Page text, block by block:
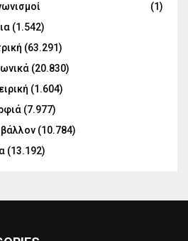
(1)
(1.542)
(63.291)
(20.830)
(1.604)
(7.977)
(10.784)
(13.192)